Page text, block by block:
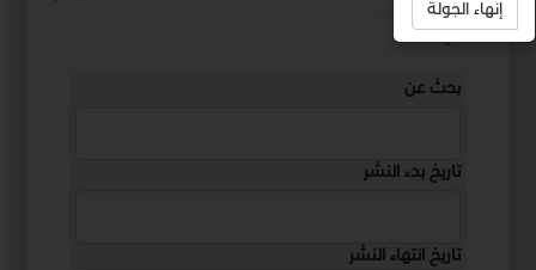
استمع
بحث عن
تاريخ بدء النشر
تاريخ انتهاء النشر
إنهاء الجولة